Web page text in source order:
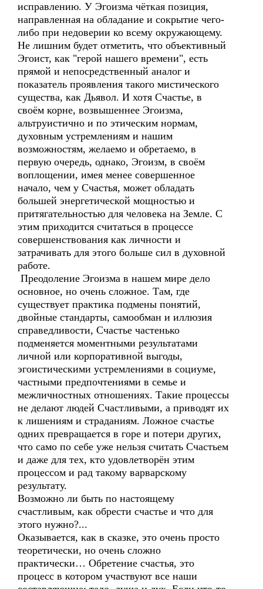
исправлению. У Эгоизма чёткая позиция,
направленная на обладание и сокрытие чего-
либо при недоверии ко всему окружающему.
Не лишним будет отметить, что объективный
Эгоист, как "герой нашего времени", есть
прямой и непосредственный аналог и
показатель проявления такого мистического
существа, как Дьявол. И хотя Счастье, в
своём корне, возвышеннее Эгоизма,
альтруистично и по этическим нормам,
духовным устремлениям и нашим
возможностям, желаемо и обретаемо, в
первую очередь, однако, Эгоизм, в своём
воплощении, имея менее совершенное
начало, чем у Счастья, может обладать
большей энергетической мощностью и
притягательностью для человека на Земле. С
этим приходится считаться в процессе
совершенствования как личности и
затрачивать для этого больше сил в духовной
работе.
Преодоление Эгоизма в нашем мире дело
основное, но очень сложное. Там, где
существует практика подмены понятий,
двойные стандарты, самообман и иллюзия
справедливости, Счастье частенько
подменяется моментными результатами
личной или корпоративной выгоды,
эгоистическими устремлениями в социуме,
частными предпочтениями в семье и
межличностных отношениях. Такие процессы
не делают людей Счастливыми, а приводят их
к лишениям и страданиям. Ложное счастье
одних превращается в горе и потери других,
что само по себе уже нельзя считать Счастьем
и даже для тех, кто удовлетворён этим
процессом и рад такому варварскому
результату.
Возможно ли быть по настоящему
счастливым, как обрести счастье и что для
этого нужно?...
Оказывается, как в сказке, это очень просто
теоретически, но очень сложно
практически… Обретение счастья, это
процесс в котором участвуют все наши